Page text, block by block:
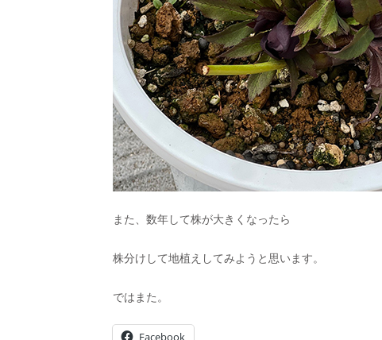
また、数年して株が大きくなったら
株分けして地植えしてみようと思います。
ではまた。
Facebook